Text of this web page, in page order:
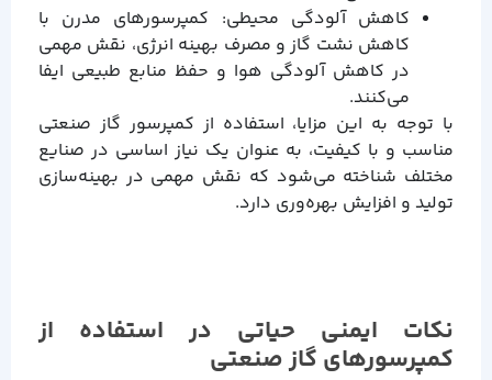
کاهش آلودگی محیطی: کمپرسورهای مدرن با
کاهش نشت گاز و مصرف بهینه انرژی، نقش مهمی
در کاهش آلودگی هوا و حفظ منابع طبیعی ایفا
می‌کنند.
با توجه به این مزایا، استفاده از کمپرسور گاز صنعتی
مناسب و با کیفیت، به عنوان یک نیاز اساسی در صنایع
مختلف شناخته می‌شود که نقش مهمی در بهینه‌سازی
تولید و افزایش بهره‌وری دارد.
نکات ایمنی حیاتی در استفاده از
کمپرسورهای گاز صنعتی